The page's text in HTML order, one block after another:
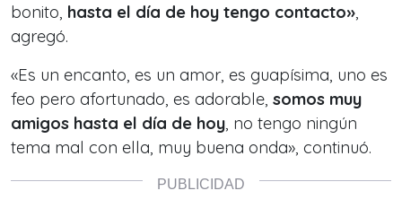
bonito, hasta el día de hoy tengo contacto»,
agregó.
«Es un encanto, es un amor, es guapísima, uno es
feo pero afortunado, es adorable, somos muy
amigos hasta el día de hoy, no tengo ningún
tema mal con ella, muy buena onda», continuó.